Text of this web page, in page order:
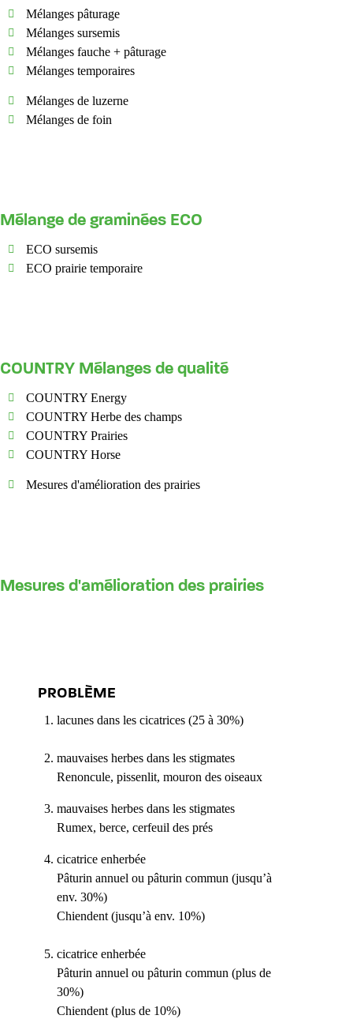
Mélanges pâturage
Mélanges sursemis
Mélanges fauche + pâturage
Mélanges temporaires
Mélanges de luzerne
Mélanges de foin
Mélange de graminées ECO
ECO sursemis
ECO prairie temporaire
COUNTRY Mélanges de qualité
COUNTRY Energy
COUNTRY Herbe des champs
COUNTRY Prairies
COUNTRY Horse
Mesures d'amélioration des prairies
Mesures d'amélioration des prairies
PROBLÈME
lacunes dans les cicatrices (25 à 30%)
mauvaises herbes dans les stigmates
Renoncule, pissenlit, mouron des oiseaux
mauvaises herbes dans les stigmates
Rumex, berce, cerfeuil des prés
cicatrice enherbée
Pâturin annuel ou pâturin commun (jusqu’à
env. 30%)
Chiendent (jusqu’à env. 10%)
cicatrice enherbée
Pâturin annuel ou pâturin commun (plus de
30%)
Chiendent (plus de 10%)